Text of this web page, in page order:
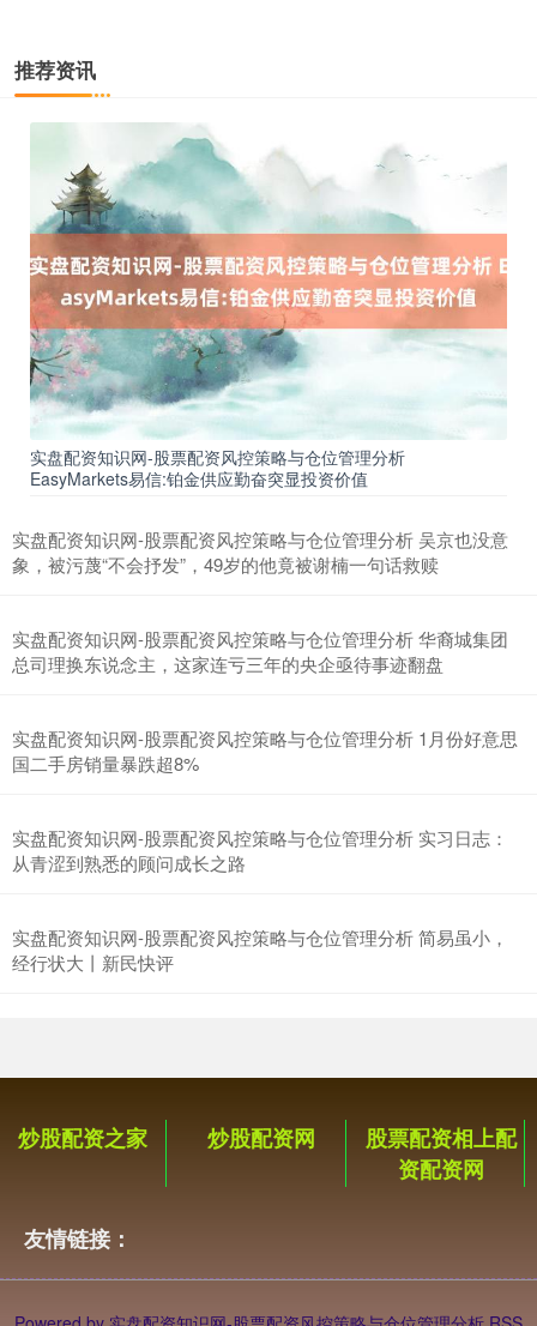
期指IC0 7877.80 +164.40 +2.13%
上证综指 3940.04 +39.68 +1.02%
沪深300
北证50
推荐资讯
实盘配资知识网-股票配资风控策略与仓位管理分析
EasyMarkets易信:铂金供应勤奋突显投资价值
实盘配资知识网-股票配资风控策略与仓位管理分析 吴京也没意
象，被污蔑“不会抒发”，49岁的他竟被谢楠一句话救赎
实盘配资知识网-股票配资风控策略与仓位管理分析 华裔城集团
总司理换东说念主，这家连亏三年的央企亟待事迹翻盘
实盘配资知识网-股票配资风控策略与仓位管理分析 1月份好意思
国二手房销量暴跌超8%
实盘配资知识网-股票配资风控策略与仓位管理分析 实习日志：
从青涩到熟悉的顾问成长之路
实盘配资知识网-股票配资风控策略与仓位管理分析 简易虽小，
经行状大丨新民快评
炒股配资之家 炒股配资网
股票配资相上配
资配资网
友情链接：